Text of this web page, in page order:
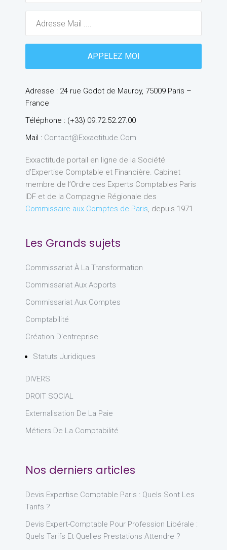
Adresse : 24 rue Godot de Mauroy, 75009 Paris –
France
Téléphone : (+33) 09.72.52.27.00
Mail : Contact@exxactitude.com
Exxactitude portail en ligne de la Société
d’Expertise Comptable et Financière. Cabinet
membre de l’Ordre des Experts Comptables Paris
IDF et de la Compagnie Régionale des
Commissaire aux Comptes de Paris, depuis 1971.
Les Grands sujets
Commissariat À La Transformation
Commissariat Aux Apports
Commissariat Aux Comptes
Comptabilité
Création D'entreprise
Statuts Juridiques
DIVERS
DROIT SOCIAL
Externalisation De La Paie
Métiers De La Comptabilité
Nos derniers articles
Devis Expertise Comptable Paris : Quels Sont Les
Tarifs ?
Devis Expert-Comptable Pour Profession Libérale :
Quels Tarifs Et Quelles Prestations Attendre ?